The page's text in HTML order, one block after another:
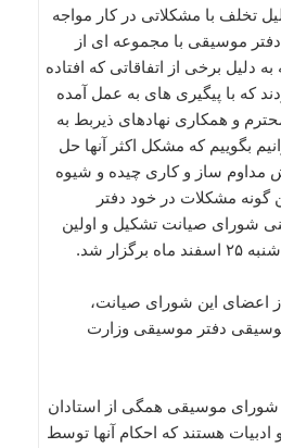
تخلف با مشکلاتی در کار مواجه
موسیقی با مجموعه ای از
دلیل برخی از اتفاقاتی که افتاده
که با پیگیری های به عمل آمده
و همکاری نهادهای ذیربط به
بگوییم که مشکل اکثر آنها حل
مداوم ساز و کاری چیده و شیوه
گونه مشکلات در خود دفتر
شورای صیانت تشکیل و اولین
شد.
اعضای این شورای صیانت،
دفتر موسیقی وزارت
موسیقی همگی از استادان
هستند که احکام آنها توسط